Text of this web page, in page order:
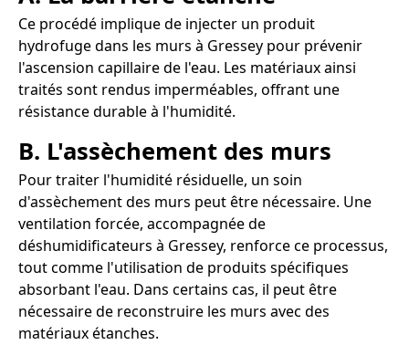
Ce procédé implique de injecter un produit
hydrofuge dans les murs à Gressey pour prévenir
l'ascension capillaire de l'eau. Les matériaux ainsi
traités sont rendus imperméables, offrant une
résistance durable à l'humidité.
B. L'assèchement des murs
Pour traiter l'humidité résiduelle, un soin
d'assèchement des murs peut être nécessaire. Une
ventilation forcée, accompagnée de
déshumidificateurs à Gressey, renforce ce processus,
tout comme l'utilisation de produits spécifiques
absorbant l'eau. Dans certains cas, il peut être
nécessaire de reconstruire les murs avec des
matériaux étanches.